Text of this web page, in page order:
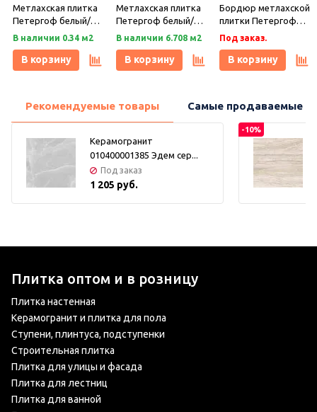
Метлахская плитка
Петергоф белый/
черный (001/013)
(Керамарк)
В наличии 0.34 м2
В корзину
Метлахская плитка
Петергоф белый/
черный (001/013)
(Керамарк)
В наличии 6.708 м2
В корзину
Бордюр метлахской
плитки Петергоф
белый/черный
(001/013) 30,9х15,8,
Keramark (Керамарк)
Под заказ.
В корзину
Рекомендуемые товары Самые продаваемые
Керамогранит
010400001385 Эдем сер...
Под заказ
1 205 руб.
-10%
Плитка оптом и в розницу
Плитка настенная
Керамогранит и плитка для пола
Ступени, плинтуса, подступенки
Строительная плитка
Плитка для улицы и фасада
Плитка для лестниц
Плитка для ванной